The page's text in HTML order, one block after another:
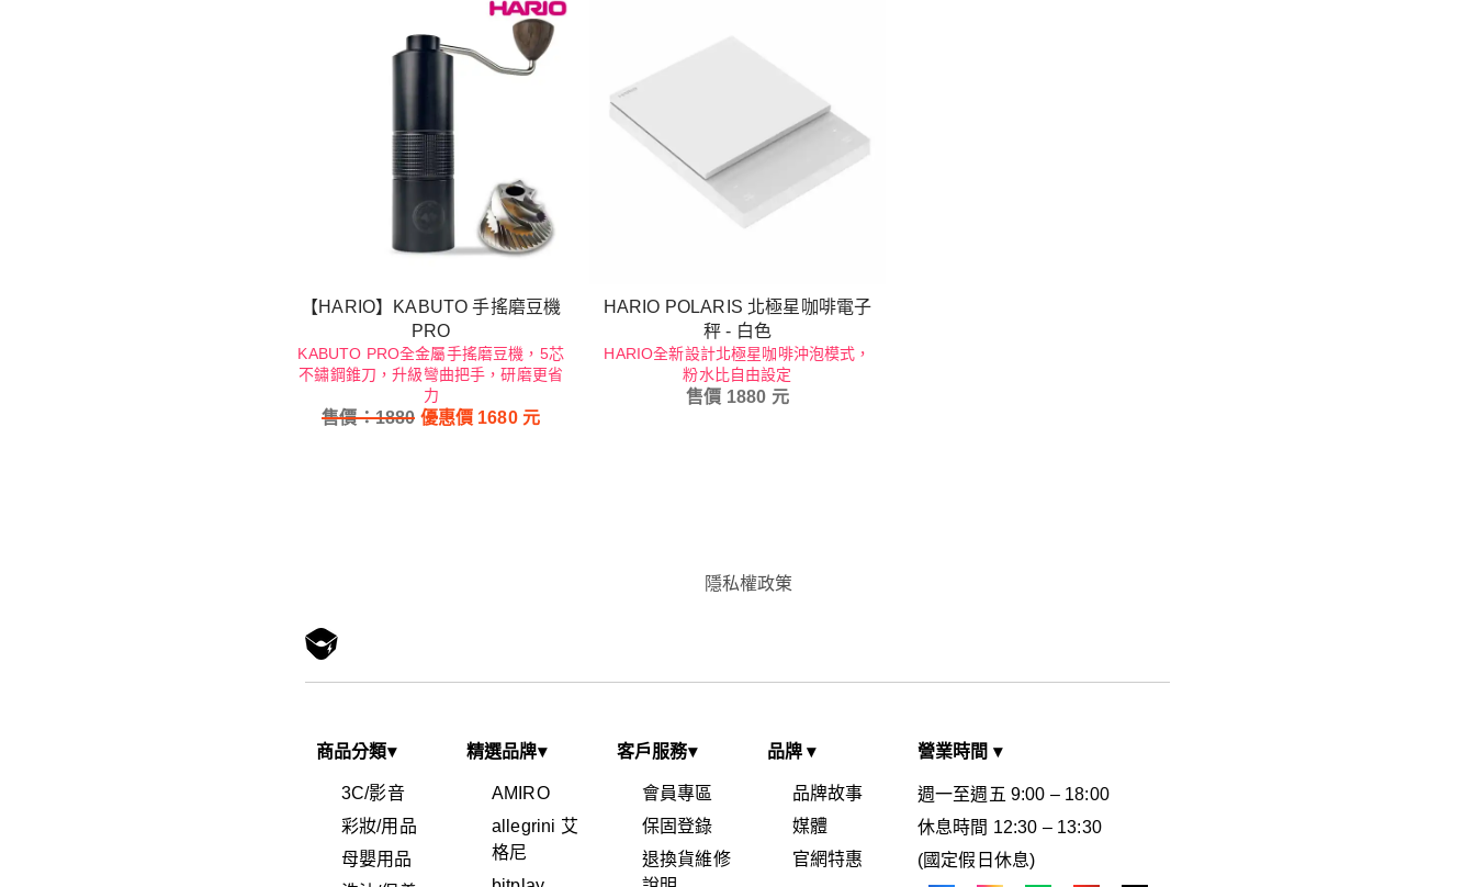
【HARIO】KABUTO 手搖磨豆機
PRO
KABUTO PRO全金屬手搖磨豆機，5芯
不鏽鋼錐刀，升級彎曲把手，研磨更省
力
售價：1880 優惠價 1680元
HARIO POLARIS 北極星咖啡電子
秤 - 白色
HARIO全新設計北極星咖啡沖泡模式，
粉水比自由設定
售價 1880 元
隱私權政䇿
商品分類▾
3C/影音
彩妝/用品
母嬰用品
精選品牌▾
AMIRO
allegrini 艾
格尼
客戶服務▾
會員專區
保固登錄
退換貨維修
品牌▾
品牌故事
媒體
官網特惠
營業時間 ▾
週一至週五 9:00 – 18:00
休息時間 12:30 – 13:30
(國定假日休息)